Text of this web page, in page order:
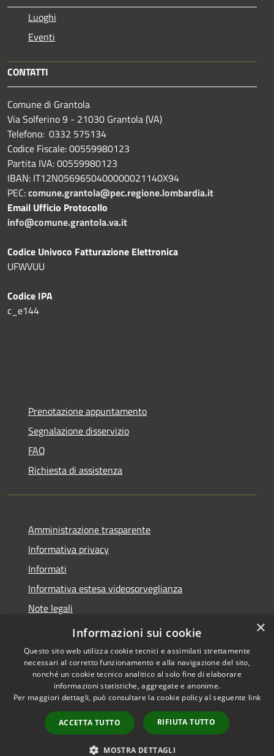
Luoghi
Eventi
CONTATTI
Comune di Grantola
Via Solferino 9 - 21030 Grantola (VA)
Telefono: 0332 575134
Codice Fiscale: 00559980123
Partita IVA: 00559980123
IBAN: IT12N0569650400000021140X94
PEC:comune.grantola@pec.regione.lombardia.it
Email Ufficio Protocollo
info@comune.grantola.va.it
Codice Univoco Fatturazione Elettronica
UFWVUU
Codice IPA
c_e144
Prenotazione appuntamento
Segnalazione disservizio
FAQ
Richiesta di assistenza
Amministrazione trasparente
Informativa privacy
Informati
Informativa estesa videosorveglianza
Note legali
Dichiarazione di accessibilità
Accessibilità
Copyright © 2026 • Comune di
Grantola • Powered by
Municipium•
Accesso
redazione
×
Informazioni sui cookie
Questo sito web utilizza cookie tecnici e assimilati strettamente
necessari al corretto funzionamento e alla navigazione del sito,
nonché un cookie tecnico analitico al solo fine di elaborare
informazioni statistiche, aggregate e anonime.
Per maggiori dettagli, può consultare la cookie policy al seguente link
ACCETTA TUTTO RIFIUTA TUTTO
MOSTRA DETTAGLI